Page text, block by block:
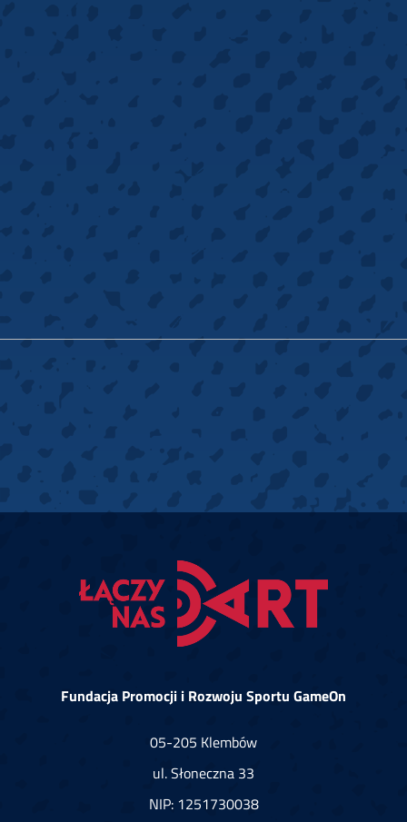
Fundacja Promocji i Rozwoju Sportu GameOn
05-205 Klembów
ul. Słoneczna 33
NIP: 1251730038